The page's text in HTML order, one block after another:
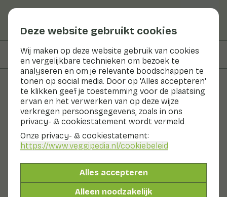
Deze website gebruikt cookies
Wij maken op deze website gebruik van cookies
en vergelijkbare technieken om bezoek te
analyseren en om je relevante boodschappen te
tonen op social media. Door op 'Alles accepteren'
te klikken geef je toestemming voor de plaatsing
ervan en het verwerken van op deze wijze
verkregen persoonsgegevens, zoals in ons
privacy- & cookiestatement wordt vermeld.
Onze privacy- & cookiestatement:
https://www.veggipedia.nl/cookiebeleid
Alles accepteren
Alleen noodzakelijk
Op deze pagina Bereidingswijze
Recepten
Pittige bakbanaan op de bbq
Nagerecht 0 - 10 min